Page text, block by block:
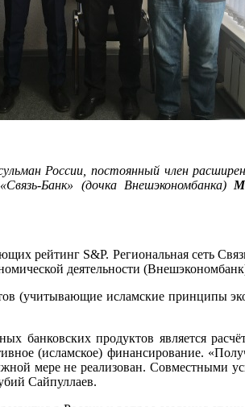
России, постоянный член
Банк» (дочка Внешэкономбанка)
рейтинг S&P. Региональная сеть
деятельности
(учитывающие исламские принципы
банковских продуктов является
(исламское) финансирование.
мере не реализован.
Сайпуллаев.